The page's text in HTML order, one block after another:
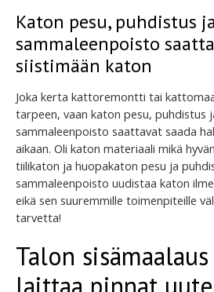
Katon pesu, puhdistus
sammaleenpoisto
siistimään katon
Joka kerta kattoremontti tai
tarpeen, vaan katon pesu, puhdistus
sammaleenpoisto saattavat saada
aikaan. Oli katon materiaali mikä
tiilikaton ja huopakaton pesu ja
sammaleenpoisto uudistaa katon
eikä sen suuremmille toimenpiteille
tarvetta!
Talon